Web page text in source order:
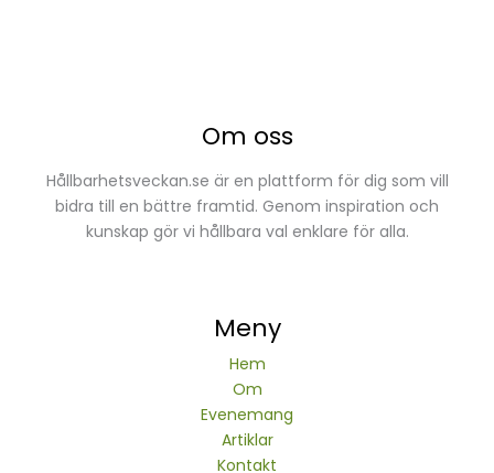
Om oss
Hållbarhetsveckan.se är en plattform för dig som vill
bidra till en bättre framtid. Genom inspiration och
kunskap gör vi hållbara val enklare för alla.
Meny
Hem
Om
Evenemang
Artiklar
Kontakt